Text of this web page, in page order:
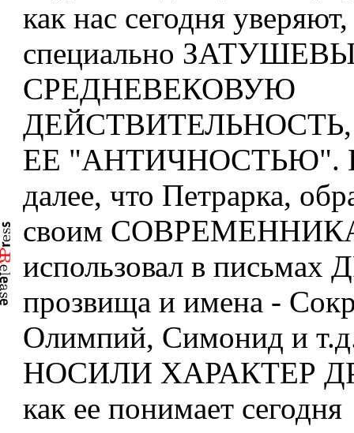
как нас сегодня
специально
СРЕДНЕВЕКОВУЮ
ЕЕ "АНТИЧНОСТЬЮ".
далее, что Петрарка,
своим
использовал в
прозвища и имена -
Олимпий, Симонид и
НОСИЛИ ХАРАКТЕР
как ее понимает сегодня